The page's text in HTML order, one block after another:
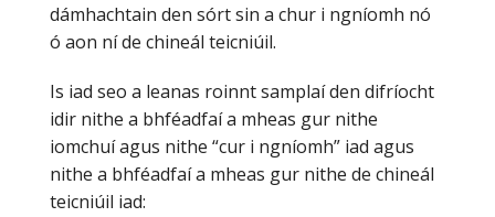
dámhachtain den sórt sin a chur i ngníomh nó
ó aon ní de chineál teicniúil.
Is iad seo a leanas roinnt samplaí den difríocht
idir nithe a bhféadfaí a mheas gur nithe
iomchuí agus nithe “cur i ngníomh” iad agus
nithe a bhféadfaí a mheas gur nithe de chineál
teicniúil iad: